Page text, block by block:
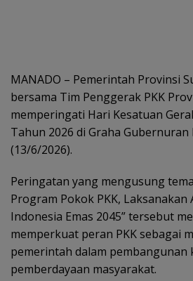
MANADO – Pemerintah Provinsi
bersama Tim Penggerak PKK
memperingati Hari Kesatuan
Tahun 2026 di Graha
(13/6/2026).
Peringatan yang mengusung
Program Pokok PKK, Laksanakan
Indonesia Emas 2045” tersebut
memperkuat peran PKK sebagai
pemerintah dalam pembangunan
pemberdayaan masyarakat.